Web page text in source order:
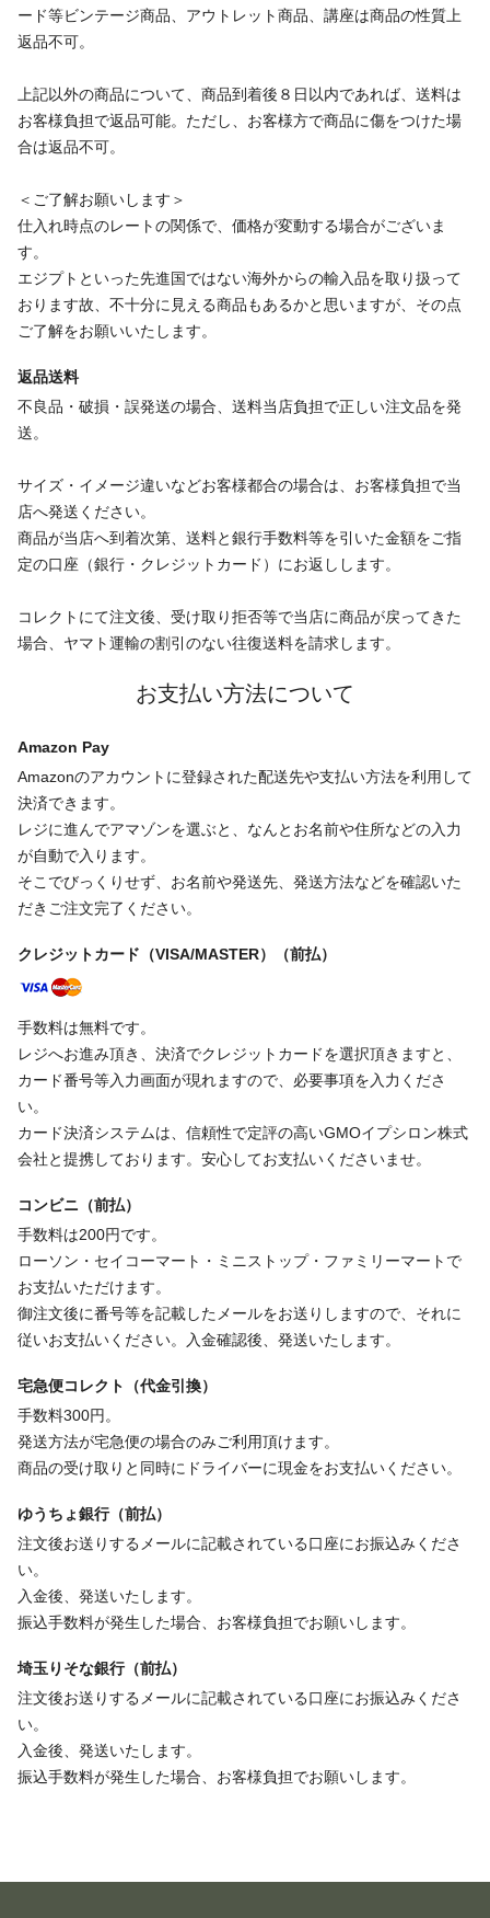
ード等ビンテージ商品、アウトレット商品、講座は商品の性質上
返品不可。
上記以外の商品について、商品到着後８日以内であれば、送料は
お客様負担で返品可能。ただし、お客様方で商品に傷をつけた場
合は返品不可。
＜ご了解お願いします＞
仕入れ時点のレートの関係で、価格が変動する場合がございま
す。
エジプトといった先進国ではない海外からの輸入品を取り扱って
おります故、不十分に見える商品もあるかと思いますが、その点
ご了解をお願いいたします。
返品送料
不良品・破損・誤発送の場合、送料当店負担で正しい注文品を発
送。
サイズ・イメージ違いなどお客様都合の場合は、お客様負担で当
店へ発送ください。
商品が当店へ到着次第、送料と銀行手数料等を引いた金額をご指
定の口座（銀行・クレジットカード）にお返しします。
コレクトにて注文後、受け取り拒否等で当店に商品が戻ってきた
場合、ヤマト運輸の割引のない往復送料を請求します。
お支払い方法について
Amazon Pay
Amazonのアカウントに登録された配送先や支払い方法を利用して
決済できます。
レジに進んでアマゾンを選ぶと、なんとお名前や住所などの入力
が自動で入ります。
そこでびっくりせず、お名前や発送先、発送方法などを確認いた
だきご注文完了ください。
クレジットカード（VISA/MASTER）（前払）
手数料は無料です。
レジへお進み頂き、決済でクレジットカードを選択頂きますと、
カード番号等入力画面が現れますので、必要事項を入力くださ
い。
カード決済システムは、信頼性で定評の高いGMOイプシロン株式
会社と提携しております。安心してお支払いくださいませ。
コンビニ（前払）
手数料は200円です。
ローソン・セイコーマート・ミニストップ・ファミリーマートで
お支払いただけます。
御注文後に番号等を記載したメールをお送りしますので、それに
従いお支払いください。入金確認後、発送いたします。
宅急便コレクト（代金引換）
手数料300円。
発送方法が宅急便の場合のみご利用頂けます。
商品の受け取りと同時にドライバーに現金をお支払いください。
ゆうちょ銀行（前払）
注文後お送りするメールに記載されている口座にお振込みくださ
い。
入金後、発送いたします。
振込手数料が発生した場合、お客様負担でお願いします。
埼玉りそな銀行（前払）
注文後お送りするメールに記載されている口座にお振込みくださ
い。
入金後、発送いたします。
振込手数料が発生した場合、お客様負担でお願いします。